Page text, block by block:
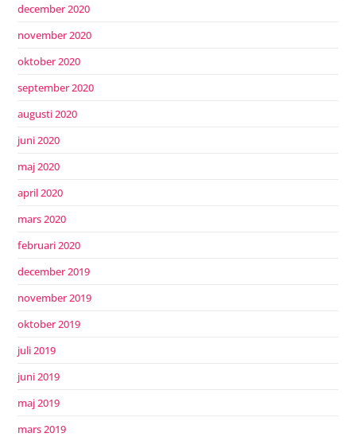
december 2020
november 2020
oktober 2020
september 2020
augusti 2020
juni 2020
maj 2020
april 2020
mars 2020
februari 2020
december 2019
november 2019
oktober 2019
juli 2019
juni 2019
maj 2019
mars 2019